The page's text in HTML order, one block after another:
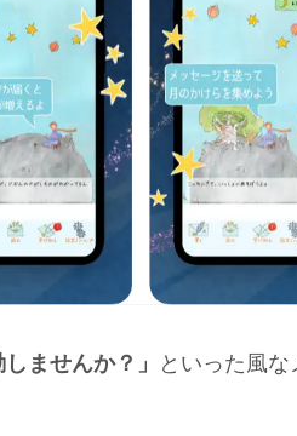
ませんか？」
といった風な